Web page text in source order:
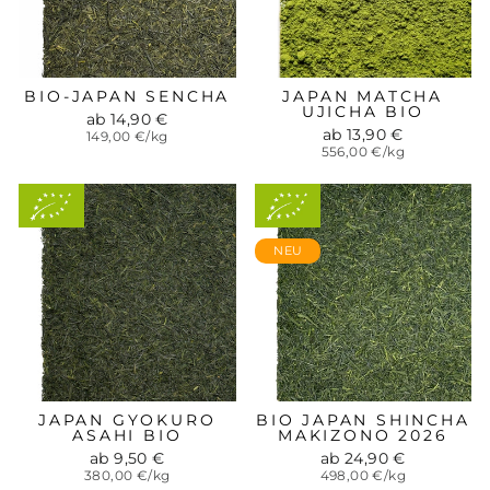
BIO-JAPAN SENCHA
ab 14,90 €
149,00 €/kg
JAPAN MATCHA
UJICHA BIO
ab 13,90 €
556,00 €/kg
Aus
kontrolliert-
biologischem
Anbau
JAPAN GYOKURO
ASAHI BIO
ab 9,50 €
380,00 €/kg
Aus
kontrolliert-
biologischem
Anbau
NEU
BIO JAPAN SHINCHA
MAKIZONO 2026
ab 24,90 €
498,00 €/kg